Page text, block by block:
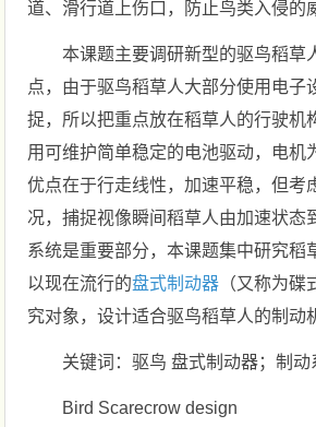
道、滑行道上伤口，防止鸟类入侵的
本课题主要调研新型的驱鸟稻草
点，由于驱鸟稻草人大部分使用电子
捉，所以把重点放在稻草人的行驶机
用可维护简单稳定的电池驱动，电机
优点在于行走线性，加速平稳，但考
况，捕捉视像瞬间稻草人由加速状态
系统是重要部分，本课题集中研究稻
以现在流行的盘式制动器 （又称为
究对象，设计适合驱鸟稻草人的制动
关键词：驱鸟 盘式制动器；制
Bird Scarecrow design